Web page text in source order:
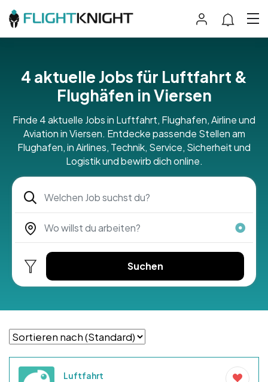
4 aktuelle Jobs für Luftfahrt &
Flughäfen in Viersen
Finde 4 aktuelle Jobs in Luftfahrt, Flughafen, Airline und
Aviation in Viersen. Entdecke passende Stellen am
Flughafen, in Airlines, Technik, Service, Sicherheit und
Logistik und bewirb dich online.
Suchen
Luftfahrt